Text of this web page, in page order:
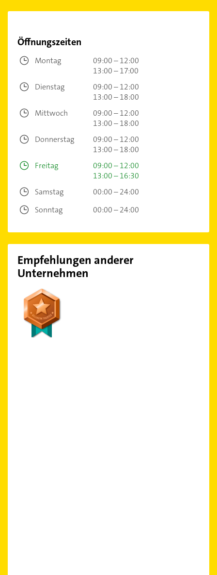
Öffnungszeiten
Montag
09:00 – 12:00
13:00 – 17:00
Dienstag
09:00 – 12:00
13:00 – 18:00
Mittwoch
09:00 – 12:00
13:00 – 18:00
Donnerstag
09:00 – 12:00
13:00 – 18:00
Freitag
09:00 – 12:00
13:00 – 16:30
Samstag
00:00 – 24:00
Sonntag
00:00 – 24:00
Empfehlungen anderer
Unternehmen